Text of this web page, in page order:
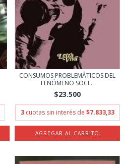
CONSUMOS PROBLEMÁTICOS DEL
FENÓMENO SOCI...
$23.500
3 cuotas sin interés de $7.833,33